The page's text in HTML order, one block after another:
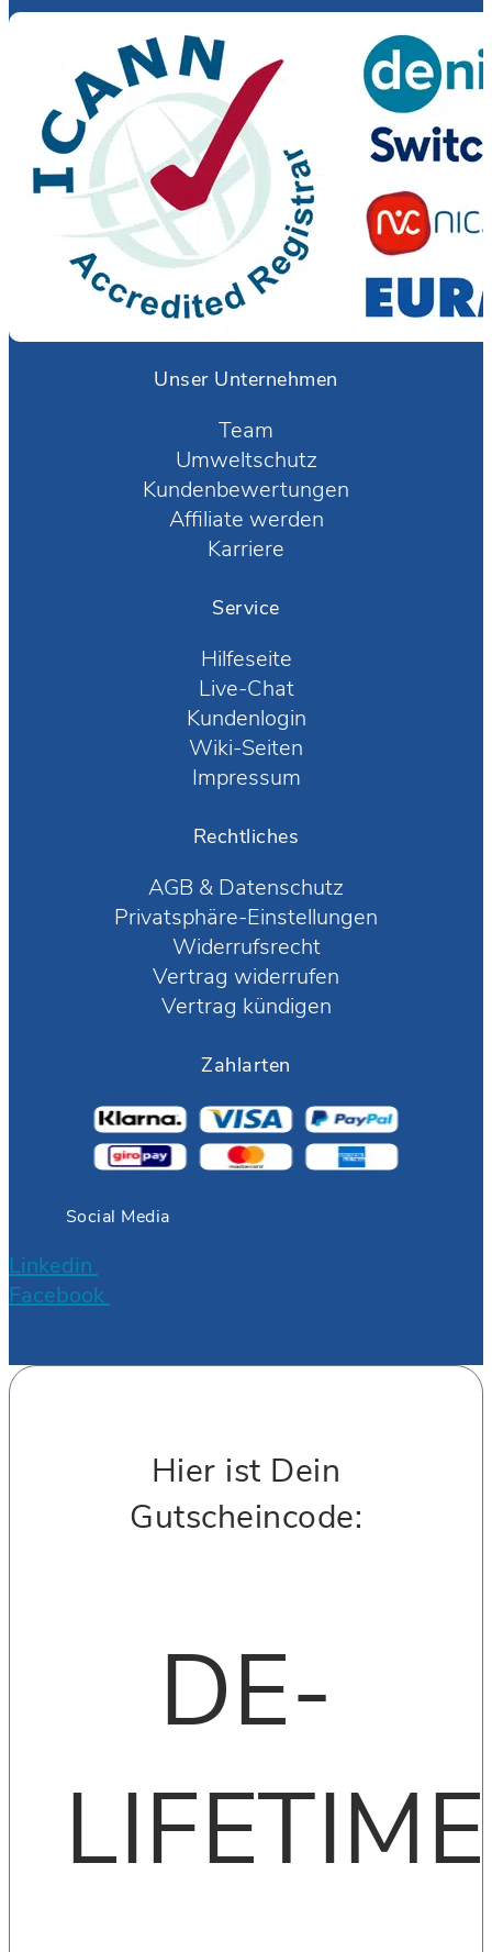
Unser Unternehmen
Team
Umweltschutz
Kundenbewertungen
Affiliate werden
Karriere
Service
Hilfeseite
Live-Chat
Kundenlogin
Wiki-Seiten
Impressum
Rechtliches
AGB & Datenschutz
Privatsphäre-Einstellungen
Widerrufsrecht
Vertrag widerrufen
Vertrag kündigen
Zahlarten
Social Media
Linkedin
Facebook
Hier ist Dein
Gutscheincode:
DE-
LIFETIME